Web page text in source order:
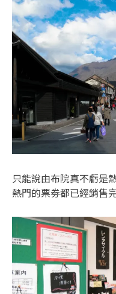
只能說由布院真不虧是
熱門的票劵都已經銷售